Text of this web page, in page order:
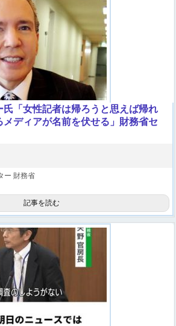
氏「女性記者は帰ろうと思えば帰れ
メディアが名前を伏せる」財務省セ
ー 財務省
記事を読む